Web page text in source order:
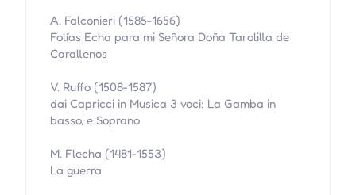
A. Falconieri (1585-1656)
Folías Echa para mi Señora Doña Tarolilla de
Carallenos
V. Ruffo (1508-1587)
dai Capricci in Musica 3 voci: La Gamba in
basso, e Soprano
M. Flecha (1481-1553)
La guerra